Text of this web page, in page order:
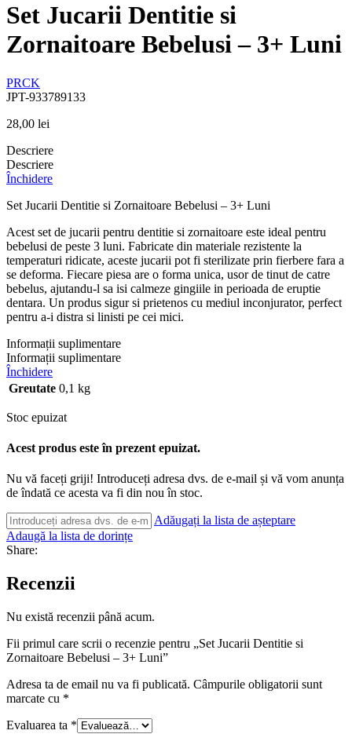
Set Jucarii Dentitie si
Zornaitoare Bebelusi – 3+ Luni
PRCK
JPT-933789133
28,00 lei
Descriere
Descriere
Închidere
Set Jucarii Dentitie si Zornaitoare Bebelusi – 3+ Luni
Acest set de jucarii pentru dentitie si zornaitoare este ideal pentru
bebelusi de peste 3 luni. Fabricate din materiale rezistente la
temperaturi ridicate, aceste jucarii pot fi sterilizate prin fierbere fara a
se deforma. Fiecare piesa are o forma unica, usor de tinut de catre
bebelus, ajutandu-l sa isi calmeze gingiile in perioada de eruptie
dentara. Un produs sigur si prietenos cu mediul inconjurator, perfect
pentru a-i distra si linisti pe cei mici.
Informații suplimentare
Informații suplimentare
Închidere
Greutate 0,1 kg
Stoc epuizat
Acest produs este în prezent epuizat.
Nu vă faceți griji! Introduceți adresa dvs. de e-mail și vă vom anunța
de îndată ce acesta va fi din nou în stoc.
Adăugați la lista de așteptare
Adaugă la lista de dorințe
Share:
Recenzii
Nu există recenzii până acum.
Fii primul care scrii o recenzie pentru „Set Jucarii Dentitie si
Zornaitoare Bebelusi – 3+ Luni”
Adresa ta de email nu va fi publicată. Câmpurile obligatorii sunt
marcate cu *
Evaluarea ta *